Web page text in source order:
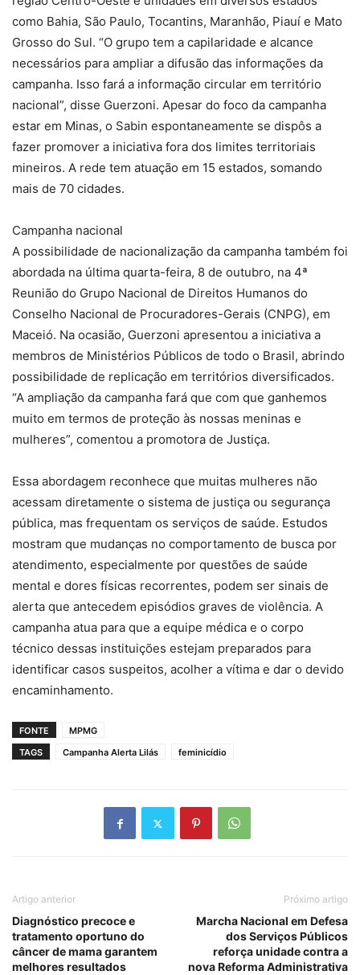
como Bahia, São Paulo, Tocantins, Maranhão, Piauí e Mato
Grosso do Sul. “O grupo tem a capilaridade e alcance
necessários para ampliar a difusão das informações da
campanha. Isso fará a informação circular em território
nacional”, disse Guerzoni. Apesar do foco da campanha
estar em Minas, o Sabin espontaneamente se dispôs a
fazer promover a iniciativa fora dos limites territoriais
mineiros. A rede tem atuação em 15 estados, somando
mais de 70 cidades.
Campanha nacional
A possibilidade de nacionalização da campanha também foi
abordada na última quarta-feira, 8 de outubro, na 4ª
Reunião do Grupo Nacional de Direitos Humanos do
Conselho Nacional de Procuradores-Gerais (CNPG), em
Maceió. Na ocasião, Guerzoni apresentou a iniciativa a
membros de Ministérios Públicos de todo o Brasil, abrindo
possibilidade de replicação em territórios diversificados.
“A ampliação da campanha fará que com que ganhemos
muito em termos de proteção às nossas meninas e
mulheres”, comentou a promotora de Justiça.
Essa abordagem reconhece que muitas mulheres não
acessam diretamente o sistema de justiça ou segurança
pública, mas frequentam os serviços de saúde. Estudos
mostram que mudanças no comportamento de busca por
atendimento, especialmente por questões de saúde
mental e dores físicas recorrentes, podem ser sinais de
alerta que antecedem episódios graves de violência. A
campanha atua para que a equipe médica e o corpo
técnico dessas instituições estejam preparados para
identificar casos suspeitos, acolher a vítima e dar o devido
encaminhamento.
FONTE
MPMG
TAGS
Campanha Alerta Lilás feminicídio
Artigo anterior
Diagnóstico precoce e
tratamento oportuno do
câncer de mama garantem
melhores resultados
Próximo artigo
Marcha Nacional em Defesa
dos Serviços Públicos
reforça unidade contra a
nova Reforma Administrativa